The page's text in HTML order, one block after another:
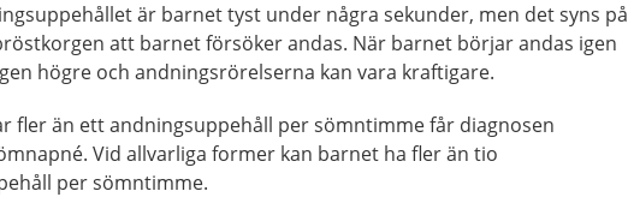
är barnet tyst under några sekunder, men det syns på
att barnet försöker andas. När barnet börjar andas igen
högre och andningsrörelserna kan vara kraftigare.
fler än ett andningsuppehåll per sömntimme får diagnosen
Vid allvarliga former kan barnet ha fler än tio
per sömntimme.